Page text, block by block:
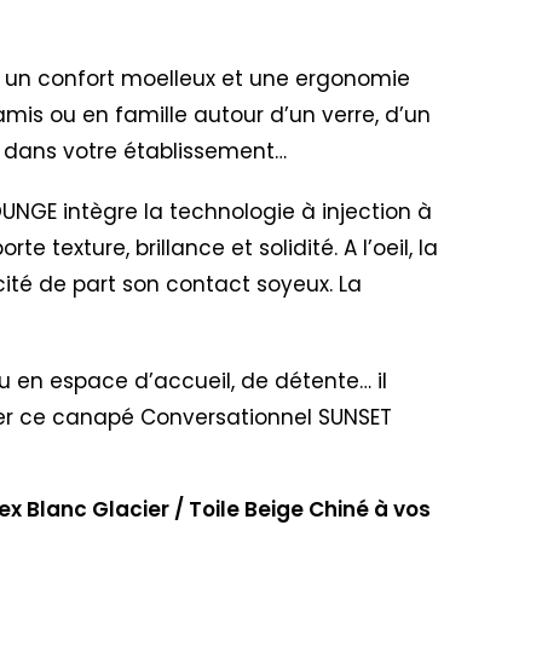
un confort moelleux et une ergonomie
ou en famille autour d’un verre, d’un
votre établissement…
intègre la technologie à injection à
texture, brillance et solidité. A l’oeil, la
de part son contact soyeux. La
en espace d’accueil, de détente… il
canapé Conversationnel SUNSET
Blanc Glacier / Toile Beige Chiné à vos